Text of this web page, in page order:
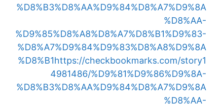
%D8%B3%D8%AA%D9%84%D8%A7%D9%8A
%D8%AA-
%D9%85%D8%A8%D8%A7%D8%B1%D9%83-
%D8%A7%D9%84%D9%83%D8%A8%D9%8A
%D8%B1https://checkbookmarks.com/story1
4981486/%D9%81%D9%86%D9%8A-
%D8%B3%D8%AA%D9%84%D8%A7%D9%8A
%D8%AA-